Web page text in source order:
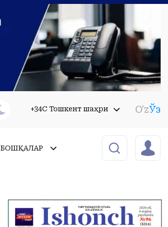
+34C Тошкент шаҳри O'zЎз
БОШҚАЛАР